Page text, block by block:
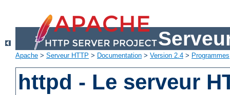
Apache > Serveur HTTP > Documentation > Version 2.4 > Programmes
httpd - Le serveur